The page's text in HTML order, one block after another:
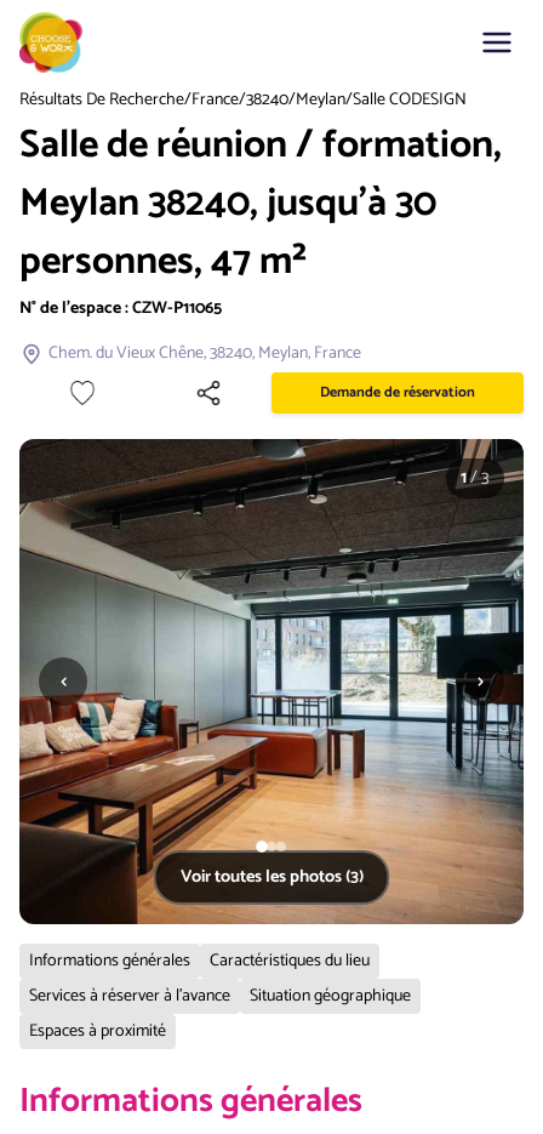
Résultats De Recherche/France/38240/Meylan/Salle CODESIGN
Salle de réunion / formation,
Meylan 38240, jusqu'à 30
personnes, 47 m²
N° de l'espace :CZW-P11065
Chem. du Vieux Chêne, 38240, Meylan, France
Demande de réservation
‹ ›
1/3
Voir toutes les photos (3)
Informations générales
Caractéristiques du lieu
Services à réserver à l'avance
Situation géographique
Espaces à proximité
Informations générales